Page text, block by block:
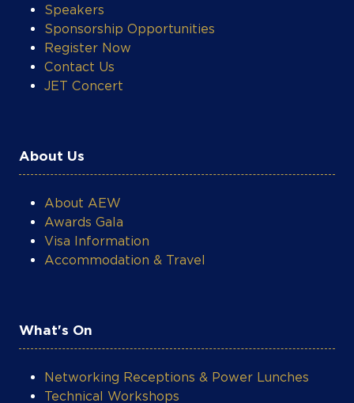
Speakers
Sponsorship Opportunities
Register Now
Contact Us
JET Concert
About Us
About AEW
Awards Gala
Visa Information
Accommodation & Travel
What's On
Networking Receptions & Power Lunches
Technical Workshops